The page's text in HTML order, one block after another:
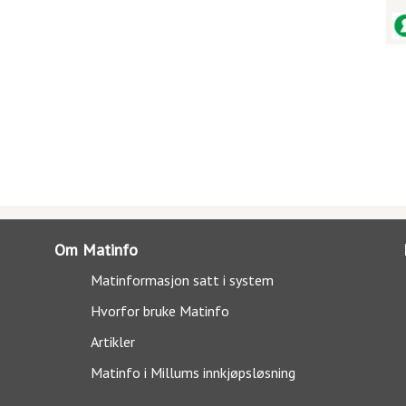
Om Matinfo
Matinformasjon satt i system
Hvorfor bruke Matinfo
Artikler
Matinfo i Millums innkjøpsløsning